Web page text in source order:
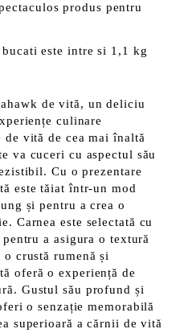
produs pentru
este intre si 1,1 kg
de vită, un deliciu
culinare
de vită de cea mai înaltă
va cuceri cu aspectul său
Cu o prezentare
este tăiat într-un mod
și pentru a crea o
Carnea este selectată cu
a asigura o textură
crustă rumenă și
oferă o experiență de
Gustul său profund și
o senzație memorabilă
superioară a cărnii de vită